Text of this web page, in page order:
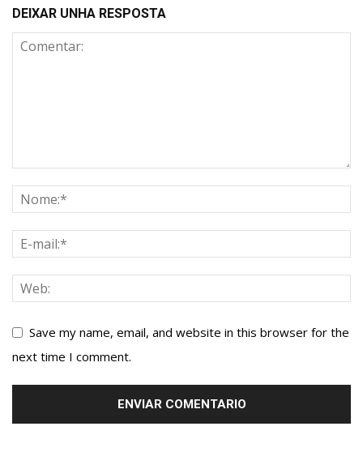
DEIXAR UNHA RESPOSTA
Save my name, email, and website in this browser for the
next time I comment.